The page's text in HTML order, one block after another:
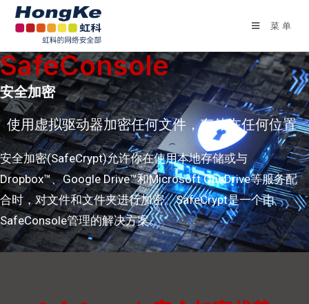
菜单
SafeConsole
安全加密
使用虚拟驱动器加密任何文件，存储在任何位置
安全加密(SafeCrypt)允许你在使用本地存储或与
Dropbox™、Google Drive™和Microsoft OneDrive等服务配
合时，对文件和文件夹进行加密。SafeCrypt是一个由
SafeConsole管理的解决方案。